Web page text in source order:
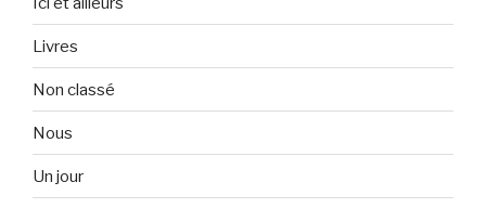
Livres
Non classé
Nous
Un jour